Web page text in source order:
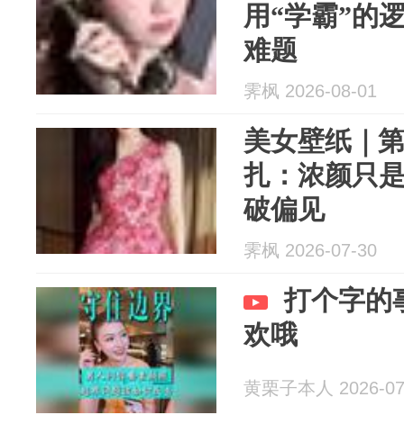
用“学霸”的
难题
霁枫 2026-08-01
美女壁纸｜
扎：浓颜只
破偏见
霁枫 2026-07-30
打个字的
欢哦
黄栗子本人 2026-